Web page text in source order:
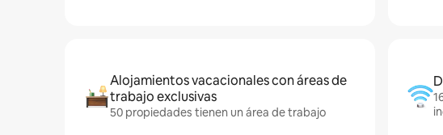
Alojamientos vacacionales con áreas de
trabajo exclusivas
50 propiedades tienen un área de trabajo